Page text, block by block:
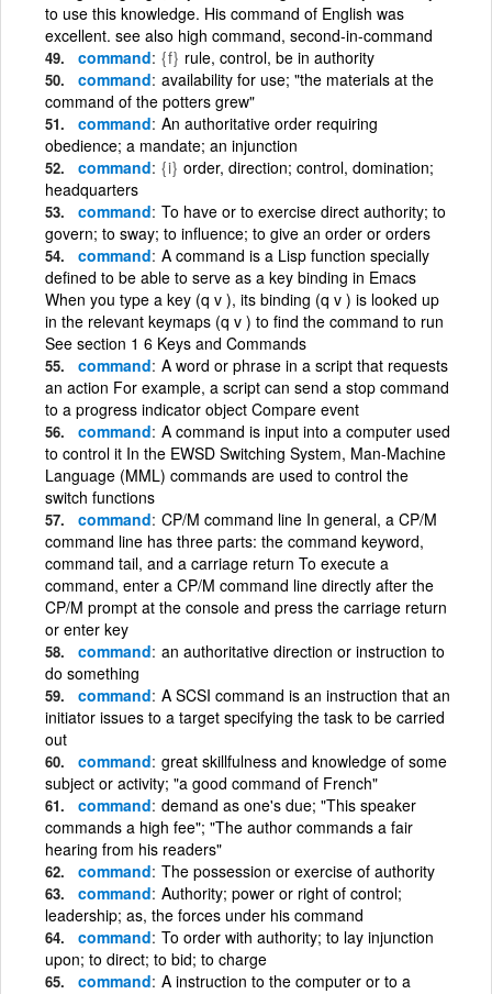
to use this knowledge. His command of English was
excellent. see also high command, second-in-command
command {f} rule, control, be in authority
command availability for use; "the materials at the
command of the potters grew"
command An authoritative order requiring
obedience; a mandate; an injunction
command {i} order, direction; control, domination;
headquarters
command To have or to exercise direct authority; to
govern; to sway; to influence; to give an order or orders
command A command is a Lisp function specially
defined to be able to serve as a key binding in Emacs
When you type a key (q v ), its binding (q v ) is looked up
in the relevant keymaps (q v ) to find the command to run
See section 1 6 Keys and Commands
command A word or phrase in a script that requests
an action For example, a script can send a stop command
to a progress indicator object Compare event
command A command is input into a computer used
to control it In the EWSD Switching System, Man-Machine
Language (MML) commands are used to control the
switch functions
command CP/M command line In general, a CP/M
command line has three parts: the command keyword,
command tail, and a carriage return To execute a
command, enter a CP/M command line directly after the
CP/M prompt at the console and press the carriage return
or enter key
command an authoritative direction or instruction to
do something
command A SCSI command is an instruction that an
initiator issues to a target specifying the task to be carried
out
command great skillfulness and knowledge of some
subject or activity; "a good command of French"
command demand as one's due; "This speaker
commands a high fee"; "The author commands a fair
hearing from his readers"
command The possession or exercise of authority
command Authority; power or right of control;
leadership; as, the forces under his command
command To order with authority; to lay injunction
upon; to direct; to bid; to charge
command A instruction to the computer or to a